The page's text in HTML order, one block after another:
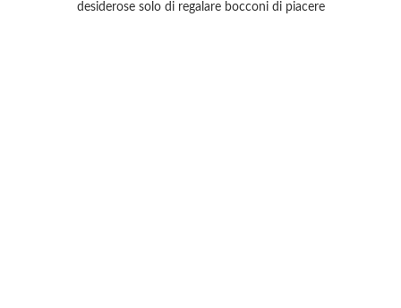
desiderose solo di regalare bocconi di piacere